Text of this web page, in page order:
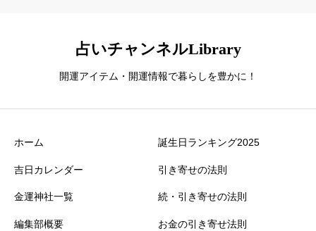
占いチャンネルLibrary
開運アイテム・開運情報で暮らしを豊かに！
ホーム
吉日カレンダー
金運神社一覧
編集部概要
誕生日ランキング2025
引き寄せの法則
続・引き寄せの法則
お金の引き寄せ法則